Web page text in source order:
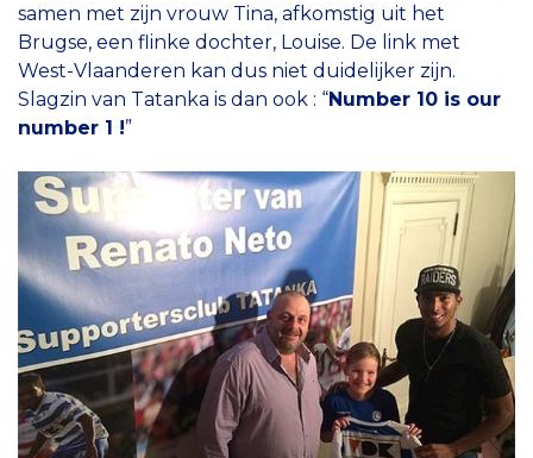
samen met zijn vrouw Tina, afkomstig uit het
Brugse, een flinke dochter, Louise. De link met
West-Vlaanderen kan dus niet duidelijker zijn.
Slagzin van Tatanka is dan ook : “Number 10 is our
number 1 !”